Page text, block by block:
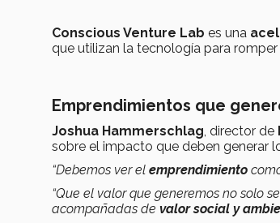
Conscious Venture Lab es una
que utilizan la tecnología para
Emprendimientos que
Joshua Hammerschlag, director de
sobre el impacto que deben generar
“Debemos ver el emprendimiento
“Que el valor que generemos no solo
acompañadas de valor social y